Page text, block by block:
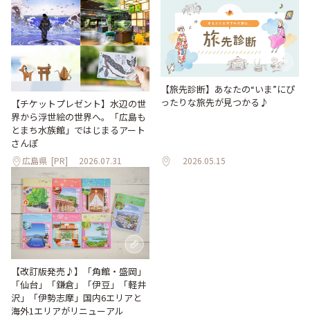
【チケットプレゼント】水辺の世
界から浮世絵の世界へ。「広島も
とまち水族館」ではじまるアート
さんぽ
広島県 [PR] 2026.07.31
【旅先診断】あなたの“いま”にぴ
ったりな旅先が見つかる♪
2026.05.15
【改訂版発売♪】「角館・盛岡」
「仙台」「鎌倉」「伊豆」「軽井
沢」「伊勢志摩」国内6エリアと
海外1エリアがリニューアル